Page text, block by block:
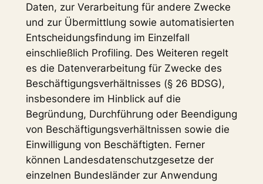
Daten, zur Verarbeitung für andere Zwecke
und zur Übermittlung sowie automatisierten
Entscheidungsfindung im Einzelfall
einschließlich Profiling. Des Weiteren regelt
es die Datenverarbeitung für Zwecke des
Beschäftigungsverhältnisses (§ 26 BDSG),
insbesondere im Hinblick auf die
Begründung, Durchführung oder Beendigung
von Beschäftigungsverhältnissen sowie die
Einwilligung von Beschäftigten. Ferner
können Landesdatenschutzgesetze der
einzelnen Bundesländer zur Anwendung